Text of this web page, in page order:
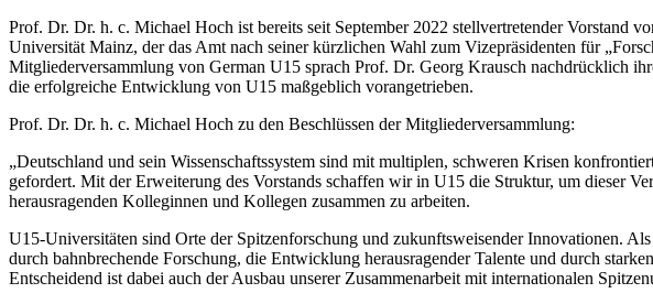
Prof. Dr. Dr. h. c. Michael Hoch ist bereits seit September 2022 stellvertretender Vorstand
Universität Mainz, der das Amt nach seiner kürzlichen Wahl zum Vizepräsidenten für
Mitgliederversammlung von German U15 sprach Prof. Dr. Georg Krausch nachdrücklich
die erfolgreiche Entwicklung von U15 maßgeblich vorangetrieben.
Prof. Dr. Dr. h. c. Michael Hoch zu den Beschlüssen der Mitgliederversammlung:
„Deutschland und sein Wissenschaftssystem sind mit multiplen, schweren Krisen
gefordert. Mit der Erweiterung des Vorstands schaffen wir in U15 die Struktur, um dieser
herausragenden Kolleginnen und Kollegen zusammen zu arbeiten.
U15-Universitäten sind Orte der Spitzenforschung und zukunftsweisender Innovationen.
durch bahnbrechende Forschung, die Entwicklung herausragender Talente und durch
Entscheidend ist dabei auch der Ausbau unserer Zusammenarbeit mit internationalen